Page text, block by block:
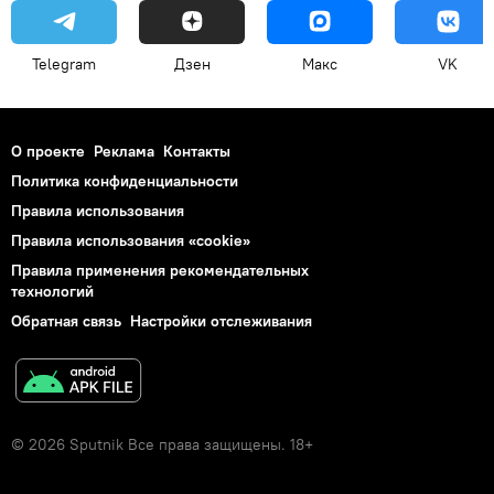
Telegram Дзен Макс VK
О проекте Реклама Контакты
Политика конфиденциальности
Правила использования
Правила использования «cookie»
Правила применения рекомендательных
технологий
Обратная связь Настройки отслеживания
© 2026 Sputnik Все права защищены. 18+